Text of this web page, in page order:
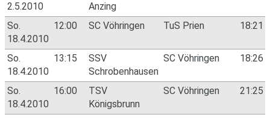
2.5.2010
Anzing
So.
18.4.2010
12:00 SC Vöhringen TuS Prien 18:21
So.
18.4.2010
13:15
SSV
Schrobenhausen
SC Vöhringen 18:26
So.
18.4.2010
16:00
TSV
Königsbrunn
SC Vöhringen 21:25